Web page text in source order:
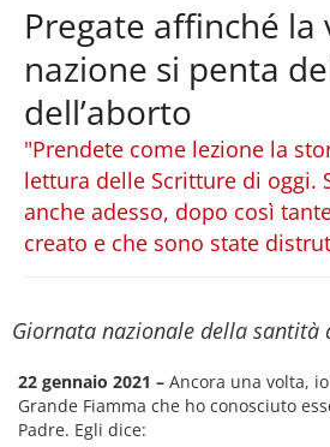
Pregate affinché la
nazione si penta
dell’aborto
"Prendete come lezione la
lettura delle Scritture di oggi.
anche adesso, dopo così
creato e che sono state
Giornata nazionale della santità
22 gennaio 2021 – Ancora una volta,
Grande Fiamma che ho conosciuto
Padre. Egli dice: